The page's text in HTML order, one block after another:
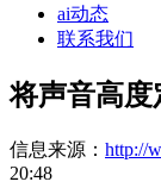
ai动态
联系我们
将声音高
信息来源： http://
20:48